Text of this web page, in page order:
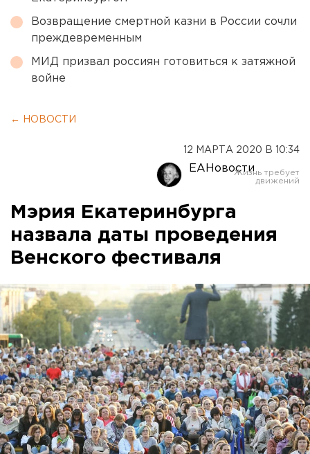
Возвращение смертной казни в России сочли
преждевременным
МИД призвал россиян готовиться к затяжной
войне
← НОВОСТИ
12 МАРТА 2020 В 10:34
ЕАНовости
Мэрия Екатеринбурга
назвала даты проведения
Венского фестиваля